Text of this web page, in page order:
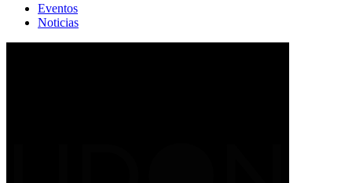
Eventos
Noticias